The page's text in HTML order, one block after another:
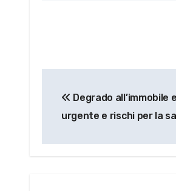
articoli
Degrado all’immobile
urgente e rischi per la